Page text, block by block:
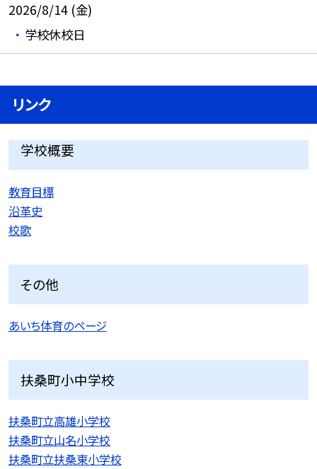
2026/8/14 (金)
学校休校日
リンク
学校概要
教育目標
沿革史
校歌
その他
あいち体育のページ
扶桑町小中学校
扶桑町立高雄小学校
扶桑町立山名小学校
扶桑町立扶桑東小学校